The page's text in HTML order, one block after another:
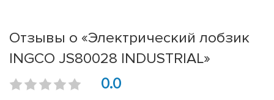
Отзывы о «Электрический лобзик
INGCO JS80028 INDUSTRIAL»
0.0